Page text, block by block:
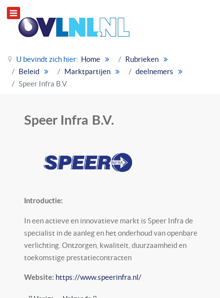
U bevindt zich hier: Home
Rubrieken
Beleid
Marktpartijen
deelnemers
Speer Infra B.V.
Speer Infra B.V.
Introductie:
In een actieve en innovatieve markt is Speer Infra de
specialist in de aanleg en het onderhoud van openbare
verlichting. Ontzorgen, kwaliteit, duurzaamheid en
toekomstige prestatiecontracten
Website: https://www.speerinfra.nl/